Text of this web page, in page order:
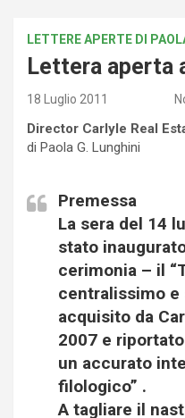
LETTERE APERTE DI
Lettera aperta
18 Luglio 2011
Director Carlyle Real
di Paola G. Lunghini
Premessa
La sera del 14
stato
cerimonia – il
centralissimo
acquisito da
2007 e
un accurato
filologico” .
A tagliare il